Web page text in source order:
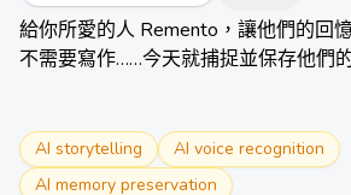
給你所愛的人 Remento，讓他們的回
不需要寫作……今天就捕捉並保存他們
AI storytelling
AI voice recognition
AI memory preservation